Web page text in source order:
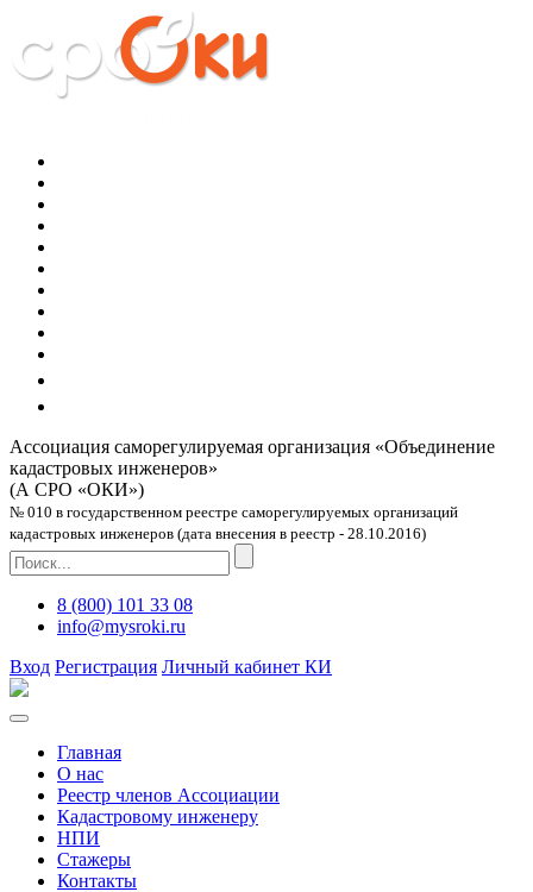
Ассоциация саморегулируемая организация «Объединение
кадастровых инженеров»
(А СРО «ОКИ»)
№ 010 в государственном реестре саморегулируемых организаций
кадастровых инженеров (дата внесения в реестр - 28.10.2016)
8 (800) 101 33 08
info@mysroki.ru
Вход Регистрация Личный кабинет КИ
Главная
О нас
Реестр членов Ассоциации
Кадастровому инженеру
НПИ
Стажеры
Контакты